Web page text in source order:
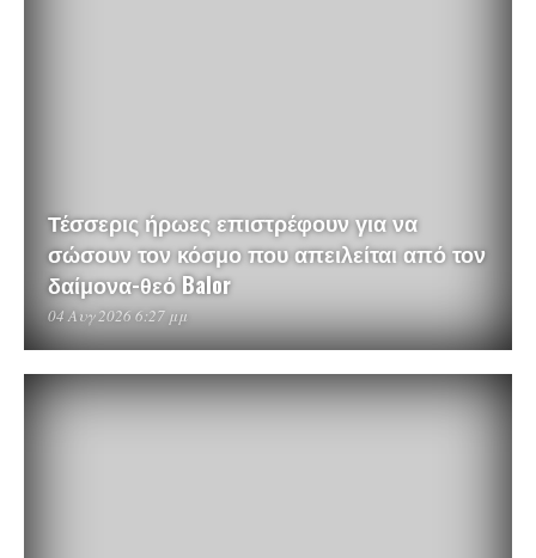
Τέσσερις ήρωες επιστρέφουν για να
σώσουν τον κόσμο που απειλείται από τον
δαίμονα-θεό Balor
04 Αυγ 2026 6:27 μμ